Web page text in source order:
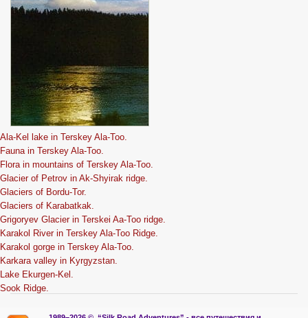
Ala-Kel lake in Terskey Ala-Too.
Fauna in Terskey Ala-Too.
Flora in mountains of Terskey Ala-Too.
Glacier of Petrov in Ak-Shyirak ridge.
Glaciers of Bordu-Tor.
Glaciers of Karabatkak.
Grigoryev Glacier in Terskei Aa-Too ridge.
Karakol River in Terskey Ala-Too Ridge.
Karakol gorge in Terskey Ala-Too.
Karkara valley in Kyrgyzstan.
Lake Ekurgen-Kel.
Sook Ridge.